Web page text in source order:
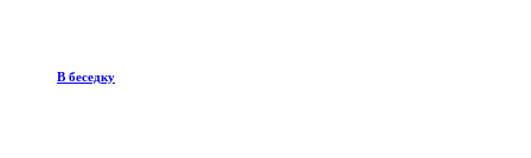
В беседку